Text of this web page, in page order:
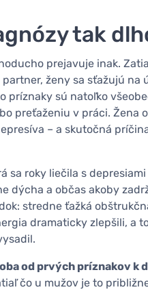
tak
prejavuje inak.
ženy sa sťažujú na
príznaky sú natoľko
preťaženiu v práci. Žena
– a skutočná
sa roky liečila s
dýcha a občas akoby
stredne ťažká
dramaticky zlepšili, a
od prvých príznakov k
čo u mužov je to